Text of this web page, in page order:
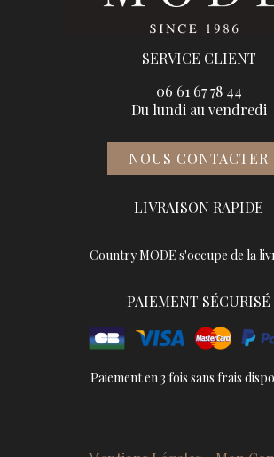
SERVICE CLIENT
06 61 67 78 44
Du lundi au vendredi
NOUS CONTACTER
LIVRAISON RAPIDE
Country MODE s'occupe de la
PAIEMENT SÉCURISÉ
Paiement en 3 fois sans frais